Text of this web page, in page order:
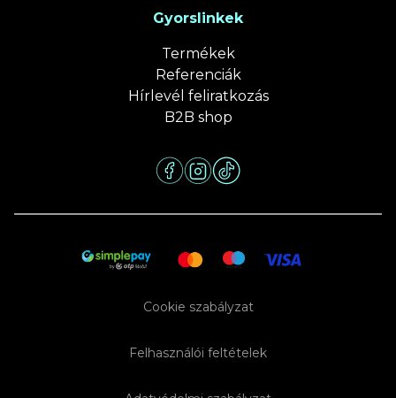
Gyorslinkek
Termékek
Referenciák
Hírlevél feliratkozás
B2B shop
Felhasználói feltételek
Cookie szabályzat